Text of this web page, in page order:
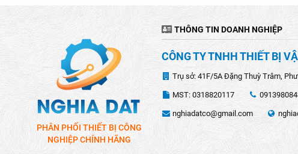
PHÂN PHỐI THIẾT BỊ CÔNG
NGHIỆP CHÍNH HÃNG
THÔNG TIN DOANH NGHIỆP
CÔNG TY TNHH THIẾT BỊ
Trụ sở: 41F/5A Đặng Thuỳ Trâm,
MST: 0318820117
nghiadatco@gmail.com